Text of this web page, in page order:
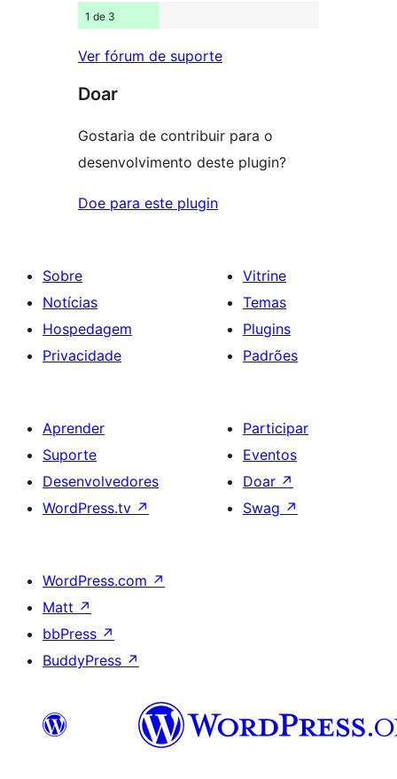
1 de 3
Ver fórum de suporte
Doar
Gostaria de contribuir para o
desenvolvimento deste plugin?
Doe para este plugin
Sobre
Notícias
Hospedagem
Privacidade
Vitrine
Temas
Plugins
Padrões
Aprender
Suporte
Desenvolvedores
WordPress.tv ↗
Participar
Eventos
Doar ↗
Swag ↗
WordPress.com ↗
Matt ↗
bbPress ↗
BuddyPress ↗